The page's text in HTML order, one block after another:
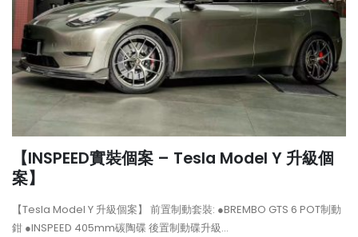
【INSPEED實裝個案 – Tesla Model Y 升級個
案】
【Tesla Model Y 升級個案】 前置制動套裝: ●BREMBO GTS 6 POT制動
鉗 ●INSPEED 405mm碳陶碟 後置制動碟升級...